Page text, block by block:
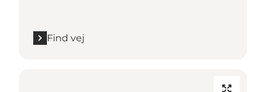
Find vej